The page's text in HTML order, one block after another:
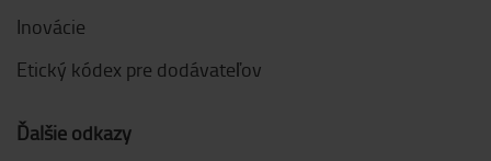
Inovácie
Etický kódex pre dodávateľov
Ďalšie odkazy